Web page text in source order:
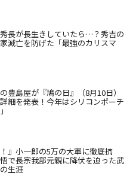
長が長生きしていたら…？秀吉の
滅亡を防げた「最強のカリスマ
豊島屋が『鳩の日』（8月10日）
細を発表！今年はシリコンポーチ
！』小一郎の5万の大軍に徹底抗
で長宗我部元親に降伏を迫った武
生涯